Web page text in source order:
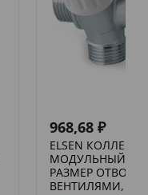
968,68 ₽
ELSEN
МОДУЛЬНЫЙ, 3/
РАЗМЕР ОТВОДА-
ВЕНТИЛЯМИ,